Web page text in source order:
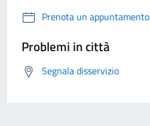
Prenota un appuntamento
Problemi in città
Segnala disservizio